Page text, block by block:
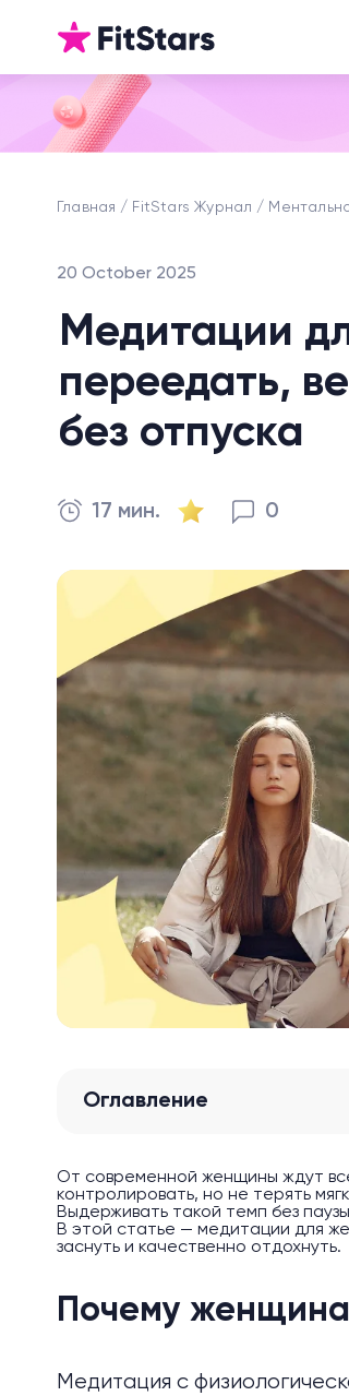
Главная FitStars Журнал
20 October 2025
Медитации
переедать,
без отпуска
17 мин. 0
Оглавление
От современной женщины ждут
контролировать, но не терять
Выдерживать такой темп без
В этой статье — медитации для
заснуть и качественно отдохнуть.
Почему
Медитация с